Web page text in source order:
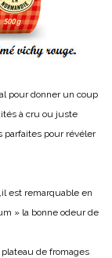
pour donner un coup
à cru ou juste
parfaites pour révéler
est remarquable en
» la bonne odeur de
de fromages